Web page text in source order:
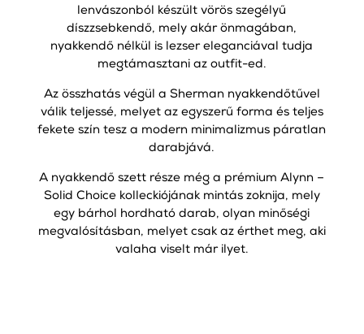
lenvászonból készült vörös szegélyű
díszzsebkendő, mely akár önmagában,
nyakkendő nélkül is lezser eleganciával tudja
megtámasztani az outfit-ed.
Az összhatás végül a Sherman nyakkendőtűvel
válik teljessé, melyet az egyszerű forma és teljes
fekete szín tesz a modern minimalizmus páratlan
darabjává.
A nyakkendő szett része még a prémium Alynn –
Solid Choice kolleckiójának mintás zoknija, mely
egy bárhol hordható darab, olyan minőségi
megvalósításban, melyet csak az érthet meg, aki
valaha viselt már ilyet.